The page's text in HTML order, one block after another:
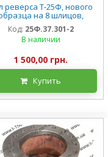
реверса Т-25Ф, нового
на 8 шлицов,
Д=42мм, 25Ф.37.301-2
Код: 25Ф.37.301-2
В наличии
1 500,00 грн.
Купить